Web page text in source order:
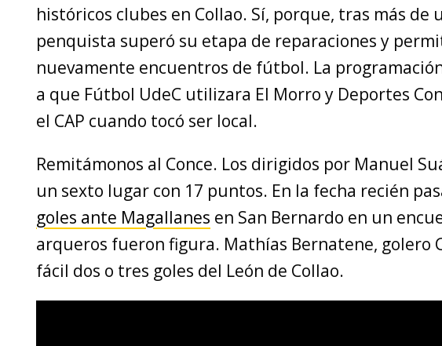
históricos clubes en Collao. Sí, porque, tras más de
penquista superó su etapa de reparaciones y
nuevamente encuentros de fútbol. La
a que Fútbol UdeC utilizara El Morro y Deportes
el CAP cuando tocó ser local.
Remitámonos al Conce. Los dirigidos por Manuel
un sexto lugar con 17 puntos. En la fecha recién
goles ante Magallanes en San Bernardo en un
arqueros fueron figura. Mathías Bernatene, golero
fácil dos o tres goles del León de Collao.